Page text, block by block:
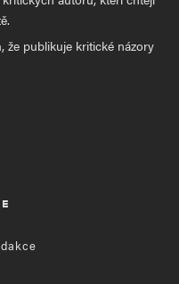
že publikuje kritické názory